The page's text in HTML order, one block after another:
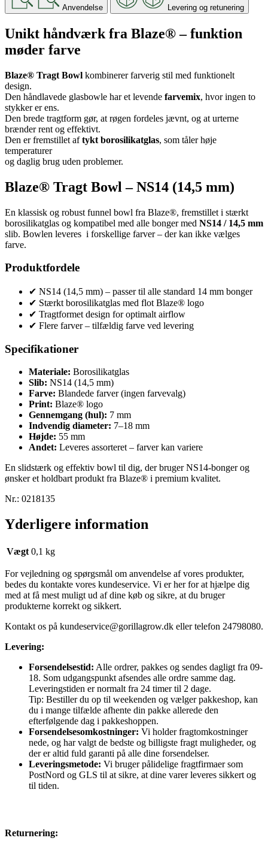
Anvendelse Levering og retunering
Unikt håndværk fra Blaze® – funktion
møder farve
Blaze® Tragt Bowl kombinerer farverig stil med funktionelt
design.
Den håndlavede glasbowle har et levende farvemix, hvor ingen to
stykker er ens.
Den brede tragtform gør, at røgen fordeles jævnt, og at urterne
brænder rent og effektivt.
Den er fremstillet aftykt borosilikatglas, som tåler høje
temperaturer
og daglig brug uden problemer.
Blaze® Tragt Bowl – NS14 (14,5 mm)
En klassisk og robust funnel bowl fra Blaze®, fremstillet i stærkt
borosilikatglas og kompatibel med alle bonger med NS14 / 14,5 mm
slib. Bowlen leveres i forskellige farver – der kan ikke vælges
farve.
Produktfordele
✔ NS14 (14,5 mm) – passer til alle standard 14 mm bonger
✔ Stærkt borosilikatglas med flot Blaze® logo
✔ Tragtformet design for optimalt airflow
✔ Flere farver – tilfældig farve ved levering
Specifikationer
Materiale: Borosilikatglas
Slib: NS14 (14,5 mm)
Farve: Blandede farver (ingen farvevalg)
Print: Blaze® logo
Gennemgang (hul): 7 mm
Indvendig diameter: 7–18 mm
Højde: 55 mm
Andet: Leveres assorteret – farver kan variere
En slidstærk og effektiv bowl til dig, der bruger NS14-bonger og
ønsker et holdbart produkt fra Blaze® i premium kvalitet.
Nr.: 0218135
Yderligere information
Vægt 0,1 kg
For vejledning og spørgsmål om anvendelse af vores produkter,
bedes du kontakte vores kundeservice. Vi er her for at hjælpe dig
med at få mest muligt ud af dine køb og sikre, at du bruger
produkterne korrekt og sikkert.
Kontakt os på kundeservice@gorillagrow.dk eller telefon 24798080.
Levering:
Forsendelsestid: Alle ordrer, pakkes og sendes dagligt fra 09-
18. Som udgangspunkt afsendes alle ordre samme dag.
Leveringstiden er normalt fra 24 timer til 2 dage.
Tip: Bestiller du op til weekenden og vælger pakkeshop, kan
du i mange tilfælde afhente din pakke allerede den
efterfølgende dag i pakkeshoppen.
Forsendelsesomkostninger: Vi holder fragtomkostninger
nede, og har valgt de bedste og billigste fragt muligheder, og
der er altid fuld garanti på alle dine forsendelser.
Leveringsmetode: Vi bruger pålidelige fragtfirmaer som
PostNord og GLS til at sikre, at dine varer leveres sikkert og
til tiden.
Returnering: